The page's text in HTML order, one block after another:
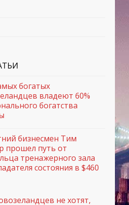
богатых
владеют 60%
богатства
бизнесмен Тим
прошел путь от
тренажерного зала
состояния в $460
не хотят,